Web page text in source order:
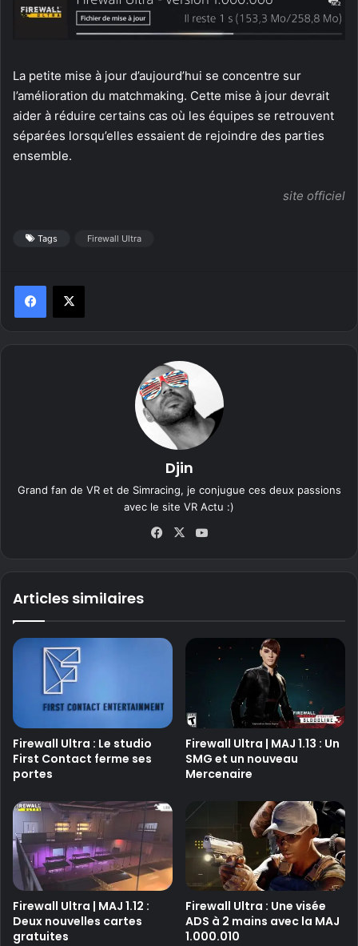
La petite mise à jour d’aujourd’hui se concentre sur
l’amélioration du matchmaking. Cette mise à jour devrait
aider à réduire certains cas où les équipes se retrouvent
séparées lorsqu’elles essaient de rejoindre des parties
ensemble.
site officiel
Tags Firewall Ultra
Djin
Grand fan de VR et de Simracing, je conjugue ces deux passions
avec le site VR Actu :)
Fa
X
Articles similaires
Firewall Ultra : Le studio
First Contact ferme ses
portes
Firewall Ultra | MAJ 1.13 : Un
SMG et un nouveau
Mercenaire
Firewall Ultra | MAJ 1.12 :
Deux nouvelles cartes
gratuites
Firewall Ultra : Une visée
ADS à 2 mains avec la MAJ
1.000.010